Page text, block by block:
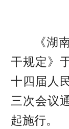
《湖
干规定》
十四届人
三次会议
起施行。